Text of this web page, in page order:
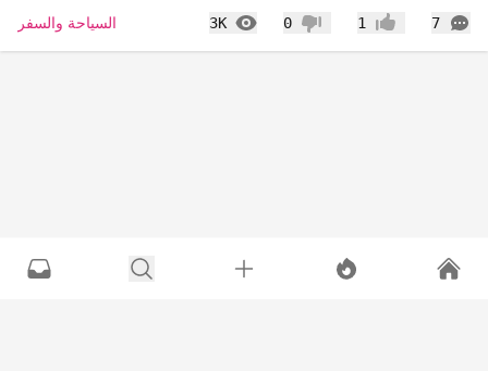
7
التعليقات إعجاب1 عدم إعجاب
0
3K
المشاهدات السياحة والسفر